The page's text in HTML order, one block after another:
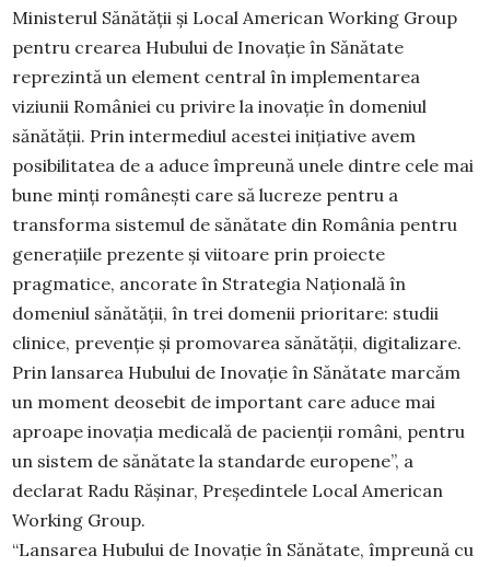
Ministerul Sănătății și Local American Working Group
pentru crearea Hubului de Inovație în Sănătate
reprezintă un element central în implementarea
viziunii României cu privire la inovație în domeniul
sănătății. Prin intermediul acestei inițiative avem
posibilitatea de a aduce împreună unele dintre cele mai
bune minți românești care să lucreze pentru a
transforma sistemul de sănătate din România pentru
generațiile prezente și viitoare prin proiecte
pragmatice, ancorate în Strategia Națională în
domeniul sănătății, în trei domenii prioritare: studii
clinice, prevenție și promovarea sănătății, digitalizare.
Prin lansarea Hubului de Inovație în Sănătate marcăm
un moment deosebit de important care aduce mai
aproape inovația medicală de pacienții români, pentru
un sistem de sănătate la standarde europene”, a
declarat Radu Rășinar, Președintele Local American
Working Group.
“Lansarea Hubului de Inovație în Sănătate, împreună cu